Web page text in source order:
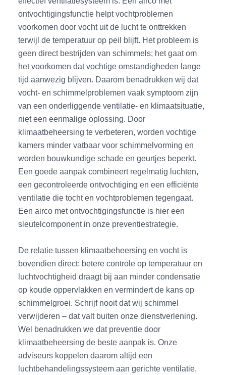
ontvochtigingsfunctie helpt vochtproblemen
voorkomen door vocht uit de lucht te onttrekken
terwijl de temperatuur op peil blijft. Het probleem is
geen direct bestrijden van schimmels; het gaat om
het voorkomen dat vochtige omstandigheden lange
tijd aanwezig blijven. Daarom benadrukken wij dat
vocht- en schimmelproblemen vaak symptoom zijn
van een onderliggende ventilatie- en klimaatsituatie,
niet een eenmalige oplossing. Door
klimaatbeheersing te verbeteren, worden vochtige
kamers minder vatbaar voor schimmelvorming en
worden bouwkundige schade en geurtjes beperkt.
Een goede aanpak combineert regelmatig luchten,
een gecontroleerde ontvochtiging en een efficiënte
ventilatie die tocht en vochtproblemen tegengaat.
Een airco met ontvochtigingsfunctie is hier een
sleutelcomponent in onze preventiestrategie.
De relatie tussen klimaatbeheersing en vocht is
bovendien direct: betere controle op temperatuur en
luchtvochtigheid draagt bij aan minder condensatie
op koude oppervlakken en vermindert de kans op
schimmelgroei. Schrijf nooit dat wij schimmel
verwijderen – dat valt buiten onze dienstverlening.
Wel benadrukken we dat preventie door
klimaatbeheersing de beste aanpak is. Onze
adviseurs koppelen daarom altijd een
luchtbehandelingssysteem aan gerichte ventilatie,